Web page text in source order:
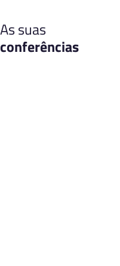
As suas
conferências